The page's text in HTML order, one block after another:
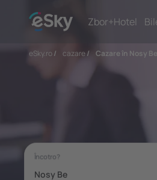
Zbor+Hotel
eSky.ro/ cazare/ Cazare în Nosy Be